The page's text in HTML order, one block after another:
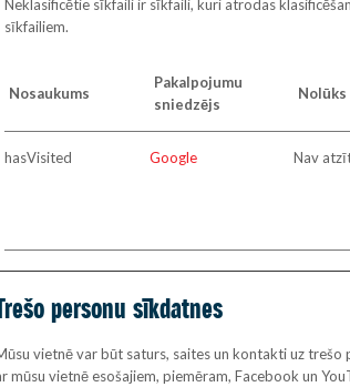
Neklasificētie sīkfaili ir sīkfaili, kuri atrodas
sīkfailiem.
Nosaukums
Pakalpojumu
sniedzējs
Nolūks
hasVisited Google Nav
personu sīkdatnes
vietnē var būt saturs, saites un kontakti uz
mūsu vietnē esošajiem, piemēram, Facebook un